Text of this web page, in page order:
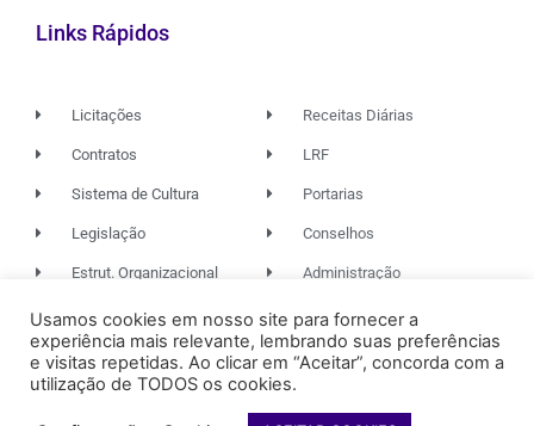
Links Rápidos
Licitações
Contratos
Sistema de Cultura
Legislação
Estrut. Organizacional
Receitas Diárias
LRF
Portarias
Conselhos
Administração
© 2026. TODOS OS DIREITOS RESERVADOS.
Usamos cookies em nosso site para fornecer a
experiência mais relevante, lembrando suas preferências
e visitas repetidas. Ao clicar em “Aceitar”, concorda com a
utilização de TODOS os cookies.